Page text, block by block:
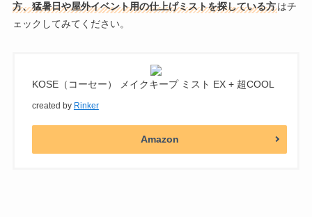
方、猛暑日や屋外イベント用の仕上げミストを探している方はチ
ェックしてみてください。
KOSE（コーセー） メイクキープ ミスト EX + 超COOL
created by Rinker
Amazon